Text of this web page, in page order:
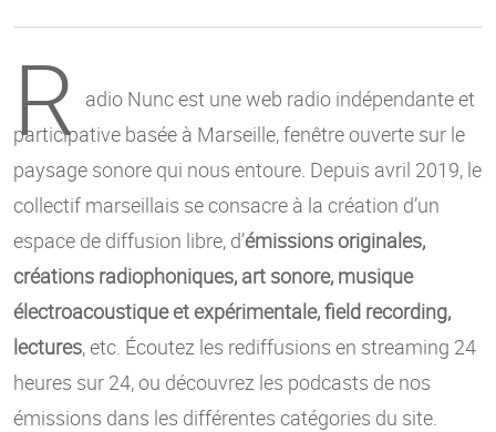
R adio Nunc est une web radio indépendante et
participative basée à Marseille, fenêtre ouverte sur le
paysage sonore qui nous entoure. Depuis avril 2019, le
collectif marseillais se consacre à la création d’un
espace de diffusion libre, d’émissions originales,
créations radiophoniques, art sonore, musique
électroacoustique et expérimentale, field recording,
lectures, etc. Écoutez les rediffusions en streaming 24
heures sur 24, ou découvrez les podcasts de nos
émissions dans les différentes catégories du site.